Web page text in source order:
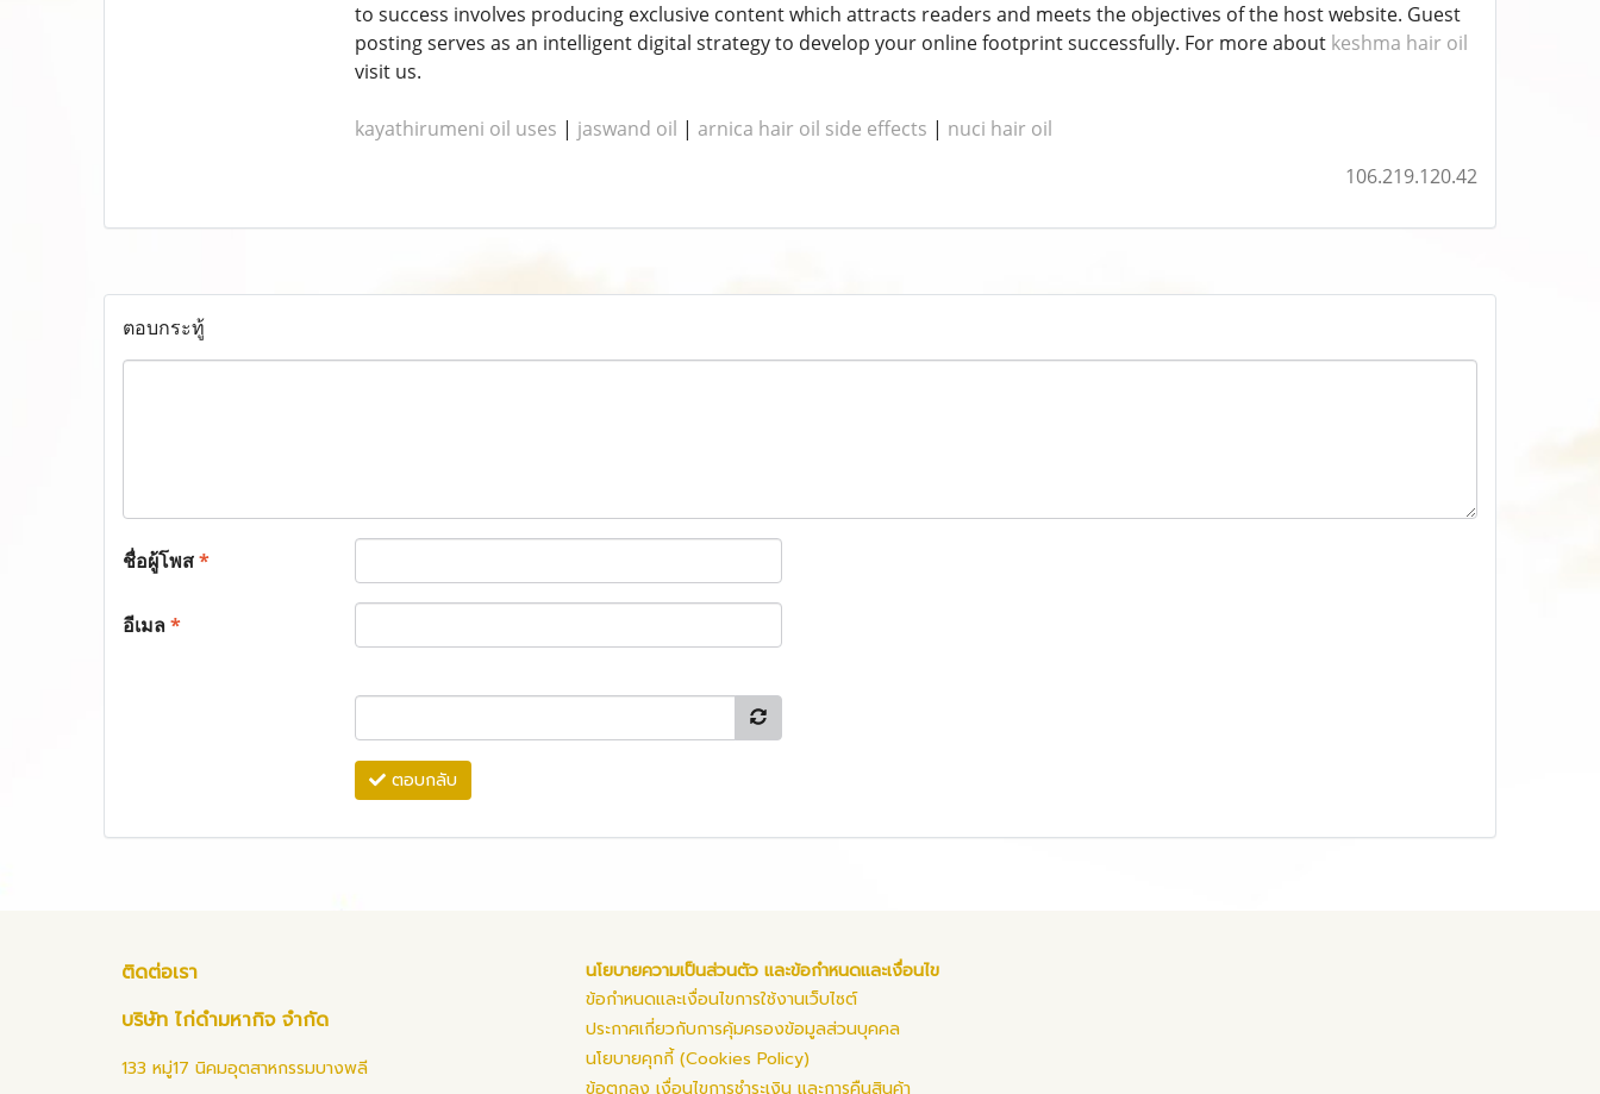
to success involves producing exclusive content which attracts readers and meets the objectives of the host website. Guest
posting serves as an intelligent digital strategy to develop your online footprint successfully. For more about keshma hair oil
visit us.
kayathirumeni oil uses | jaswand oil | arnica hair oil side effects ​​​​ | nuci hair oil
106.219.120.42
ตอบกระทู้
ชื่อผู้โพส*
อีเมล*
ตอบกลับ
ติดต่อเรา
บริษัท ไก่ดำมหากิจ จำกัด
133 หมู่17 นิคมอุตสาหกรรมบางพลี
นโยบายความเป็นส่วนตัว และข้อกำหนดและเงื่อนไข
ข้อกำหนดและเงื่อนไขการใช้งานเว็บไซต์
ประกาศเกี่ยวกับการคุ้มครองข้อมูลส่วนบุคคล
นโยบายคุกกี้ (Cookies Policy)
ข้อตกลง เงื่อนไขการชำระเงิน และการคืนสินค้า